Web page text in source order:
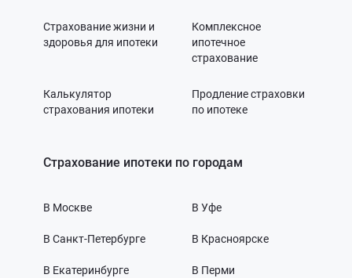
Страхование жизни и
здоровья для ипотеки
Комплексное
ипотечное
страхование
Калькулятор
страхования ипотеки
Продление страховки
по ипотеке
Страхование ипотеки по городам
В Москве
В Санкт-Петербурге
В Екатеринбурге
В Уфе
В Красноярске
В Перми